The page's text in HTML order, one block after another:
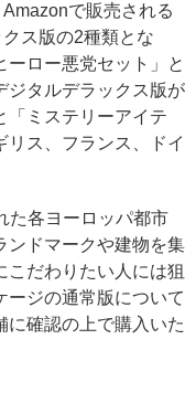
で販売される
ス版の2種類とな
ーロー悪党セット」と
ジタルデラックス版が
「ミステリーアイテ
リス、フランス、ドイ
た各ヨーロッパ都市
ンドマークや建物を集
こだわりたい人には狙
ージの通常版について
に確認の上で購入いた